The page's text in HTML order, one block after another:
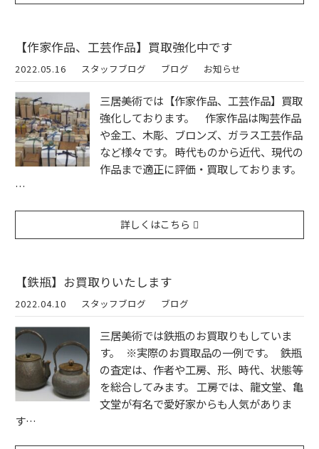
【作家作品、工芸作品】買取強化中です
2022.05.16 スタッフブログ ブログ お知らせ
三居美術では【作家作品、工芸作品】買取
強化しております。 作家作品は陶芸作品
や金工、木彫、ブロンズ、ガラス工芸作品
など様々です。 時代ものから近代、現代の
作品まで適正に評価・買取しております。
…
詳しくはこちら
【鉄瓶】お買取りいたします
2022.04.10 スタッフブログ ブログ
三居美術では鉄瓶のお買取りもしていま
す。 ※実際のお買取品の一例です。 鉄瓶
の査定は、作者や工房、形、時代、状態等
を総合してみます。 工房では、龍文堂、亀
文堂が有名で愛好家からも人気がありま
す…